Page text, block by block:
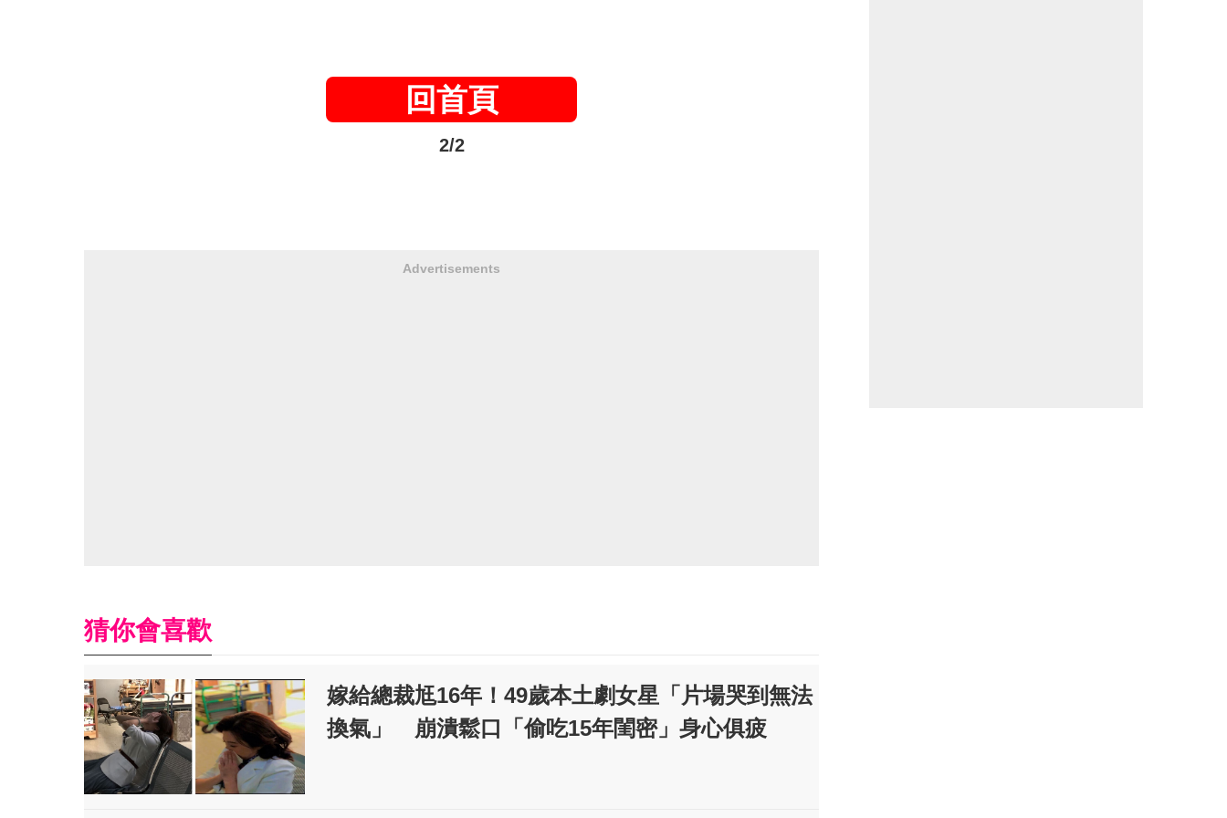
回首頁
2/2
Advertisements
猜你會喜歡
嫁給總裁尪16年！49歲本土劇女星「片場哭到無法
換氣」 崩潰鬆口「偷吃15年閨密」身心俱疲